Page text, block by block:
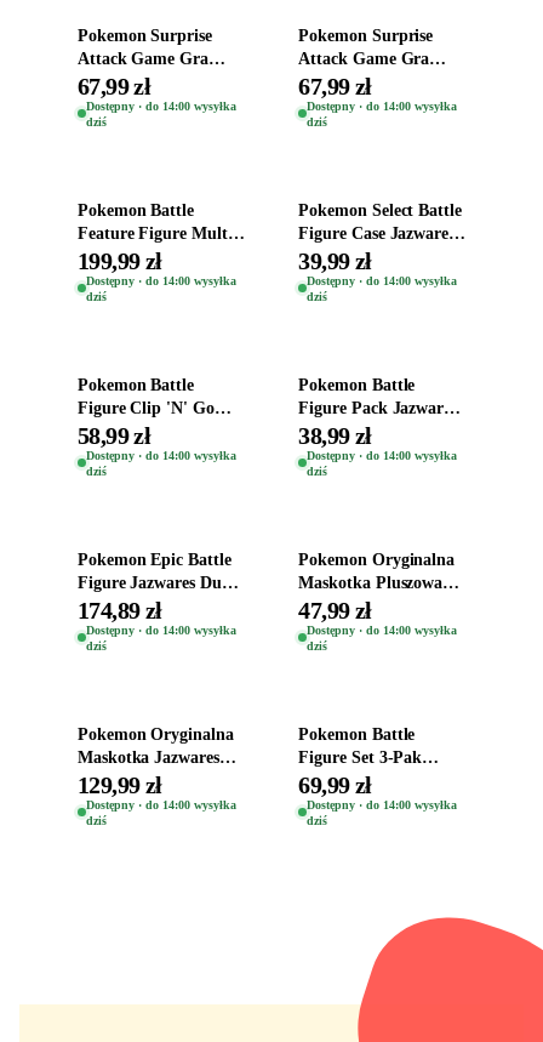
Pokemon Surprise
Attack Game Gra
Jazwares Figurka
Ralts + Love Ball
67,99 zł
Dostępny · do 14:00 wysyłka
dziś
Pokemon Surprise
Attack Game Gra
Jazwares Figurka
Carvanha + Lure Ball
67,99 zł
Dostępny · do 14:00 wysyłka
dziś
Pokemon Battle
Feature Figure Multi-
Pack Tauros Flygon
Garchomp
Magmortar
199,99 zł
Dostępny · do 14:00 wysyłka
dziś
Pokemon Select Battle
Figure Case Jazwares
Oryginalna Figurka
Perrserker
39,99 zł
Dostępny · do 14:00 wysyłka
dziś
Pokemon Battle
Figure Clip 'N' Go
Jazwares Figurka
Blitzle + Fast Ball
58,99 zł
Dostępny · do 14:00 wysyłka
dziś
Pokemon Battle
Figure Pack Jazwares
2-Pak Zestaw Figurek
Pikachu + Snivy
38,99 zł
Dostępny · do 14:00 wysyłka
dziś
Pokemon Epic Battle
Figure Jazwares Duża
Oryginalna Figurka
Tyrantrum
174,89 zł
Dostępny · do 14:00 wysyłka
dziś
Pokemon Oryginalna
Maskotka Pluszowa
Pluszak Śpiący
Charmander 18cm
47,99 zł
Dostępny · do 14:00 wysyłka
dziś
Pokemon Oryginalna
Maskotka Jazwares
Pluszowa Pluszak
Plusz Mew 20 Cm
129,99 zł
Dostępny · do 14:00 wysyłka
dziś
Pokemon Battle
Figure Set 3-Pak
Zestaw Figurek Pichu
+ Weavile + Machop
69,99 zł
Dostępny · do 14:00 wysyłka
dziś